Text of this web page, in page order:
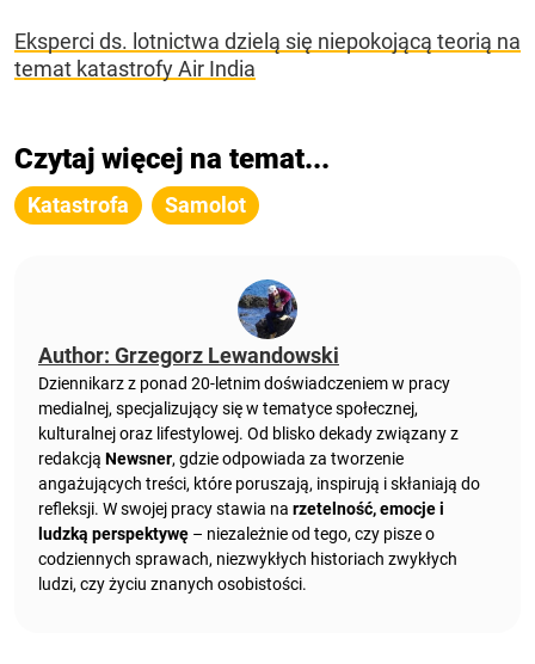
Eksperci ds. lotnictwa dzielą się niepokojącą teorią na
temat katastrofy Air India
Czytaj więcej na temat...
Katastrofa Samolot
Author: Grzegorz Lewandowski
Dziennikarz z ponad 20-letnim doświadczeniem w pracy
medialnej, specjalizujący się w tematyce społecznej,
kulturalnej oraz lifestylowej. Od blisko dekady związany z
redakcją Newsner, gdzie odpowiada za tworzenie
angażujących treści, które poruszają, inspirują i skłaniają do
refleksji. W swojej pracy stawia na rzetelność, emocje i
ludzką perspektywę – niezależnie od tego, czy pisze o
codziennych sprawach, niezwykłych historiach zwykłych
ludzi, czy życiu znanych osobistości.